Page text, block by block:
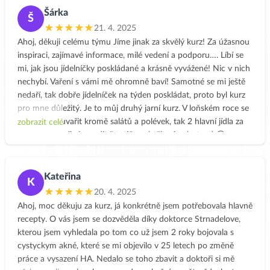
Š
Šárka
★★★★★21. 4. 2025
Ahoj, děkuji celému týmu Jíme jinak za skvělý kurz! Za úžasnou
inspiraci, zajímavé informace, milé vedení a podporu…. Líbí se
mi, jak jsou jídelníčky poskládané a krásně vyvážené! Nic v nich
nechybí. Vaření s vámi mě ohromně baví! Samotné se mi ještě
nedaří, tak dobře jídelníček na týden poskládat, proto byl kurz
pro mne důležitý. Je to můj druhý jarní kurz. V loňském roce se
mi povedlo uvařit kromě salátů a polévek, tak 2 hlavní jídla za
týdny, kdy jsem zvládla uvařit většinu receptů. A do letošního
kurzu jsem měla dokonce i parťáka- mého muže 😃, kterému na
podzim diagnostikovali cukrovku 2.stupně. Díky článkům na
vašich stránkách jsme věděli, že by se nám mohlo podařit ji
vyléčit. Od listopadu, se inspiruji na vašich stránkách a vařím
Jinak a mému muži dokonce recepty chutnají😃. Naměřené
hodnoty má nyní již v normálu, v květnu ho čeká kontrola s
odběrem krve a věřím, že již nebude potřebovat ani polovinu
zobrazit celé
K
Kateřina
★★★★★20. 4. 2025
Ahoj, moc děkuju za kurz, já konkrétně jsem potřebovala hlavně
recepty. O vás jsem se dozvěděla díky doktorce Strnadelove,
kterou jsem vyhledala po tom co už jsem 2 roky bojovala s
cystyckym akné, které se mi objevilo v 25 letech po změně
práce a vysazení HA. Nedalo se toho zbavit a doktoři si mě